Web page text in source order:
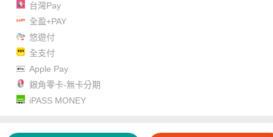
台灣Pay
全盈+PAY
悠遊付
全支付
Apple Pay
銀角零卡-無卡分期
iPASS MONEY